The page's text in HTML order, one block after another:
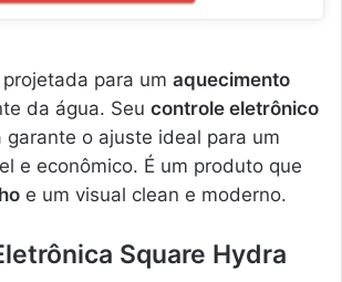
para um aquecimento
da água. Seu controle eletrônico
garante o ajuste ideal para um
e econômico. É um produto que
e um visual clean e moderno.
Square Hydra